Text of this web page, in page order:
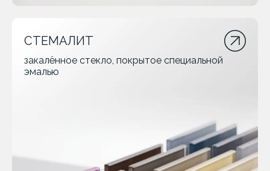
СТЕМАЛИТ
закалённое стекло, покрытое специальной
эмалью